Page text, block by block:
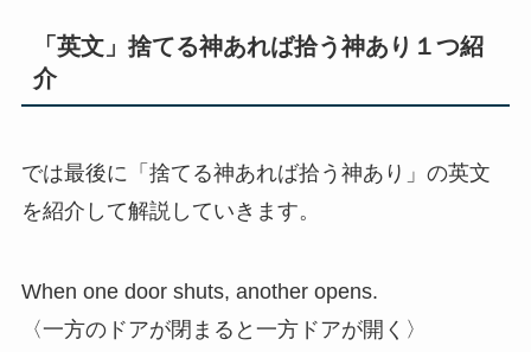
「英文」捨てる神あれば拾う神あり１つ紹
介
では最後に「捨てる神あれば拾う神あり」の英文
を紹介して解説していきます。
When one door shuts, another opens.
〈一方のドアが閉まると一方ドアが開く〉